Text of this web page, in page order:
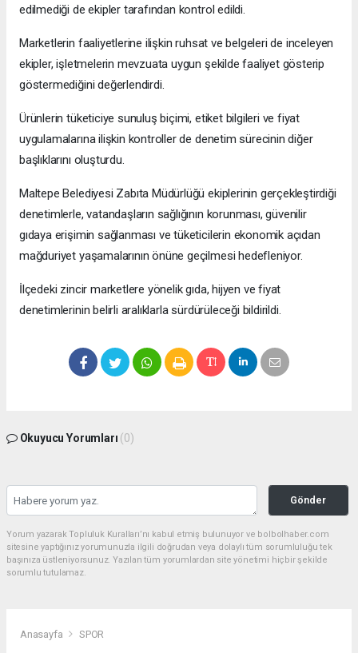
edilmediği de ekipler tarafından kontrol edildi.
Marketlerin faaliyetlerine ilişkin ruhsat ve belgeleri de inceleyen
ekipler, işletmelerin mevzuata uygun şekilde faaliyet gösterip
göstermediğini değerlendirdi.
Ürünlerin tüketiciye sunuluş biçimi, etiket bilgileri ve fiyat
uygulamalarına ilişkin kontroller de denetim sürecinin diğer
başlıklarını oluşturdu.
Maltepe Belediyesi Zabıta Müdürlüğü ekiplerinin gerçekleştirdiği
denetimlerle, vatandaşların sağlığının korunması, güvenilir
gıdaya erişimin sağlanması ve tüketicilerin ekonomik açıdan
mağduriyet yaşamalarının önüne geçilmesi hedefleniyor.
İlçedeki zincir marketlere yönelik gıda, hijyen ve fiyat
denetimlerinin belirli aralıklarla sürdürüleceği bildirildi.
Okuyucu Yorumları (0)
Gönder
Yorum yazarak Topluluk Kuralları’nı kabul etmiş bulunuyor ve bolbolhaber.com
sitesine yaptığınız yorumunuzla ilgili doğrudan veya dolaylı tüm sorumluluğu tek
başınıza üstleniyorsunuz. Yazılan tüm yorumlardan site yönetimi hiçbir şekilde
sorumlu tutulamaz.
Anasayfa SPOR